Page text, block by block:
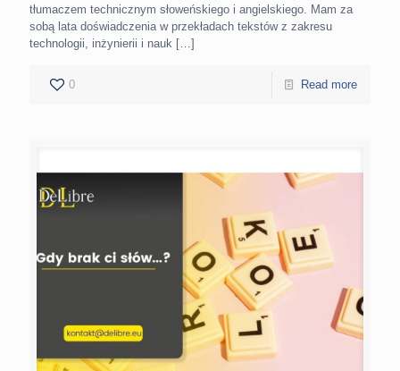
tłumaczem technicznym słoweńskiego i angielskiego. Mam za
sobą lata doświadczenia w przekładach tekstów z zakresu
technologii, inżynierii i nauk […]
0 Read more